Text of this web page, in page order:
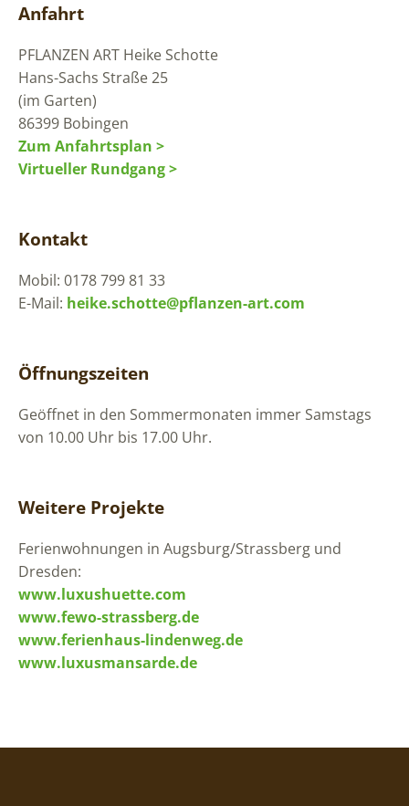
Anfahrt
PFLANZEN ART Heike Schotte
Hans-Sachs Straße 25
(im Garten)
86399 Bobingen
Zum Anfahrtsplan >
Virtueller Rundgang >
Kontakt
Mobil: 0178 799 81 33
E-Mail: heike.schotte@pflanzen-art.com
Öffnungszeiten
Geöffnet in den Sommermonaten immer Samstags
von 10.00 Uhr bis 17.00 Uhr.
Weitere Projekte
Ferienwohnungen in Augsburg/Strassberg und
Dresden:
www.luxushuette.com
www.fewo-strassberg.de
www.ferienhaus-lindenweg.de
www.luxusmansarde.de